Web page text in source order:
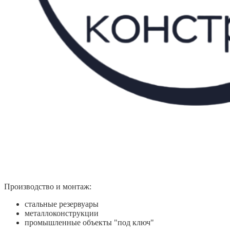
Производство и монтаж:
стальные резервуары
металлоконструкции
промышленные объекты "под ключ"